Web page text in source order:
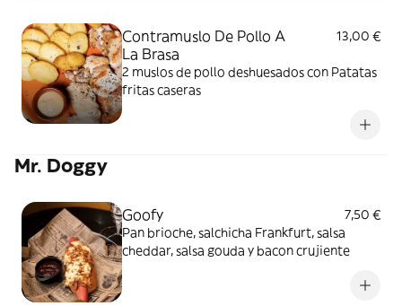
Contramuslo De Pollo A
La Brasa
13,00 €
2 muslos de pollo deshuesados con Patatas
fritas caseras
Mr. Doggy
Goofy
7,50 €
Pan brioche, salchicha Frankfurt, salsa
cheddar, salsa gouda y bacon crujiente